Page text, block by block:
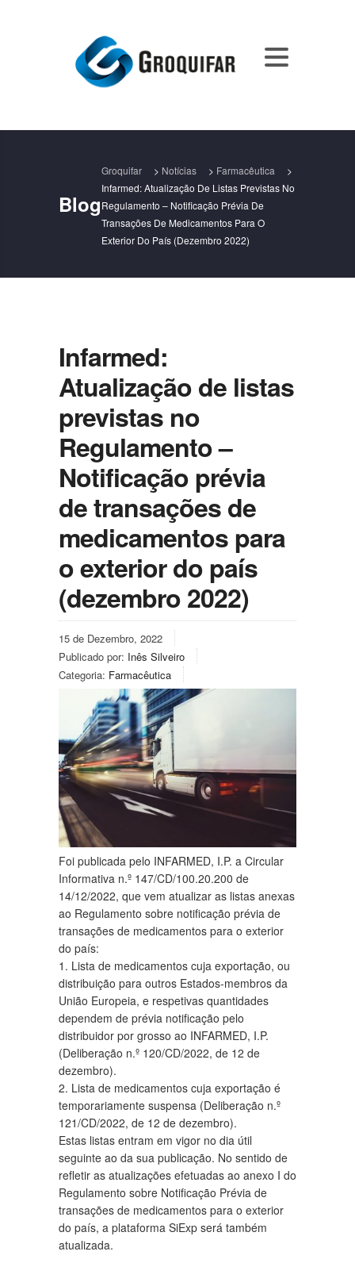
Blog
Groquifar > Notícias > Farmacêutica
>
Infarmed: Atualização De Listas Previstas No
Regulamento – Notificação Prévia De
Transações De Medicamentos Para O
Exterior Do País (dezembro 2022)
Infarmed:
Atualização de listas
previstas no
Regulamento –
Notificação prévia
de transações de
medicamentos para
o exterior do país
(dezembro 2022)
15 de Dezembro, 2022
Publicado por: Inês Silveiro
Categoria: Farmacêutica
Foi publicada pelo INFARMED, I.P. a Circular
Informativa n.º 147/CD/100.20.200 de
14/12/2022, que vem atualizar as listas anexas
ao Regulamento sobre notificação prévia de
transações de medicamentos para o exterior
do país:
1. Lista de medicamentos cuja exportação, ou
distribuição para outros Estados-membros da
União Europeia, e respetivas quantidades
dependem de prévia notificação pelo
distribuidor por grosso ao INFARMED, I.P.
(Deliberação n.º 120/CD/2022, de 12 de
dezembro).
2. Lista de medicamentos cuja exportação é
temporariamente suspensa (Deliberação n.º
121/CD/2022, de 12 de dezembro).
Estas listas entram em vigor no dia útil
seguinte ao da sua publicação. No sentido de
refletir as atualizações efetuadas ao anexo I do
Regulamento sobre Notificação Prévia de
transações de medicamentos para o exterior
do país, a plataforma SiExp será também
atualizada.